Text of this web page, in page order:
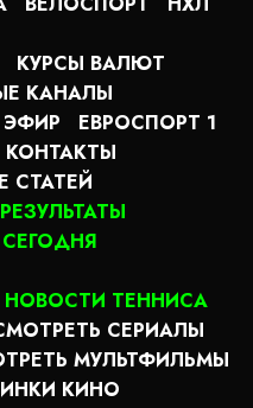
КУРСЫ ВАЛЮТ
КАНАЛЫ
ЕВРОСПОРТ 1
КОНТАКТЫ
СТАТЕЙ
НОВОСТИ ТЕННИСА
СЕРИАЛЫ
МУЛЬТФИЛЬМЫ
КИНО